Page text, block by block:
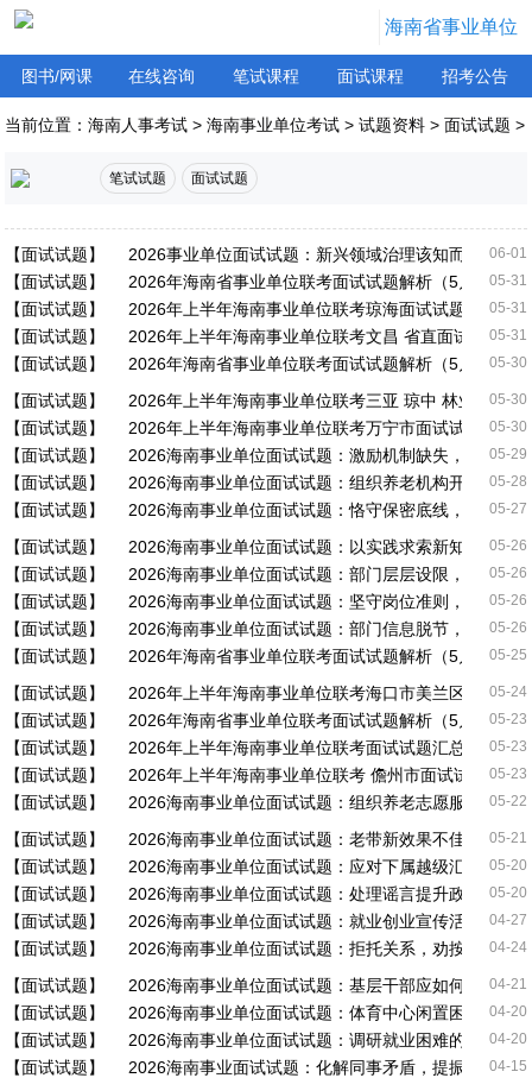
海南省事业单位
图书/网课 在线咨询 笔试课程 面试课程 招考公告
当前位置：海南人事考试 >海南事业单位考试 >试题资料 >面试试题 >
笔试试题 面试试题
【面试试题】 2026事业单位面试试题：新兴领域治理该知而不行，
06-01
【面试试题】 2026年海南省事业单位联考面试试题解析（5月31日）
05-31
【面试试题】 2026年上半年海南事业单位联考琼海面试试题 05-31
【面试试题】 2026年上半年海南事业单位联考文昌 省直面试试题05-31
【面试试题】 2026年海南省事业单位联考面试试题解析（5月30日）
05-30
【面试试题】 2026年上半年海南事业单位联考三亚 琼中 林业局面试
05-30
【面试试题】 2026年上半年海南事业单位联考万宁市面试试题 05-30
【面试试题】 2026海南事业单位面试试题：激励机制缺失，执法效
05-29
【面试试题】 2026海南事业单位面试试题：组织养老机构开放日活动
05-28
【面试试题】 2026海南事业单位面试试题：恪守保密底线，理性规
05-27
【面试试题】 2026海南事业单位面试试题：以实践求索新知，适配
05-26
【面试试题】 2026海南事业单位面试试题：部门层层设限，审批进
05-26
【面试试题】 2026海南事业单位面试试题：坚守岗位准则，拒绝违
05-26
【面试试题】 2026海南事业单位面试试题：部门信息脱节，技能培
05-26
【面试试题】 2026年海南省事业单位联考面试试题解析（5月24日）
05-25
【面试试题】 2026年上半年海南事业单位联考海口市美兰区面试试题
05-24
【面试试题】 2026年海南省事业单位联考面试试题解析（5月23日）
05-23
【面试试题】 2026年上半年海南事业单位联考面试试题汇总 05-23
【面试试题】 2026年上半年海南事业单位联考 儋州市面试试题 05-23
【面试试题】 2026海南事业单位面试试题：组织养老志愿服务活动
05-22
【面试试题】 2026海南事业单位面试试题：老带新效果不佳，领导
05-21
【面试试题】 2026海南事业单位面试试题：应对下属越级汇报问题
05-20
【面试试题】 2026海南事业单位面试试题：处理谣言提升政策参与度
05-20
【面试试题】 2026海南事业单位面试试题：就业创业宣传活动 04-27
【面试试题】 2026海南事业单位面试试题：拒托关系，劝按规整改
04-24
【面试试题】 2026海南事业单位面试试题：基层干部应如何平衡守
04-21
【面试试题】 2026海南事业单位面试试题：体育中心闲置困局 04-20
【面试试题】 2026海南事业单位面试试题：调研就业困难的特殊群体
04-20
【面试试题】 2026海南事业面试试题：化解同事矛盾，提振团队氛围
04-15